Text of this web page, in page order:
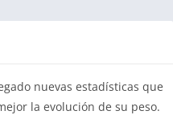
nuevas estadísticas que
la evolución de su peso.